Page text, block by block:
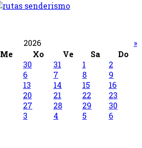
2026
»
Me Xo Ve Sa
Do
30 31 1
2
6 7 8
9
13 14 15
16
20 21 22
23
27 28 29
30
3 4 5 6